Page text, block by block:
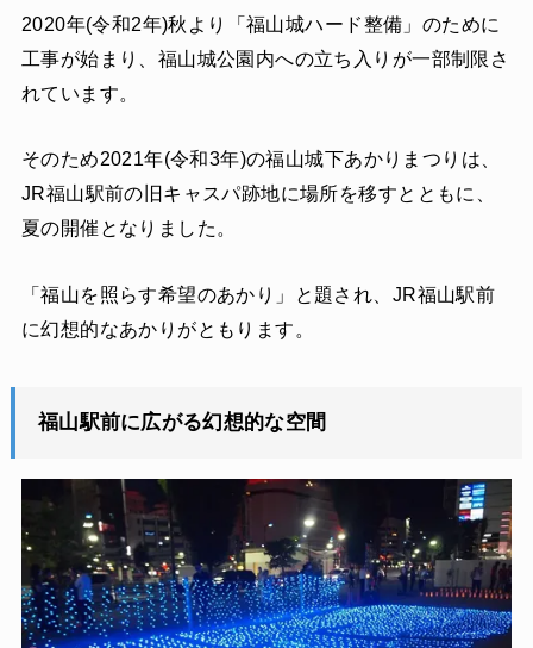
2020年(令和2年)秋より「福山城ハード整備」のために
工事が始まり、福山城公園内への立ち入りが一部制限さ
れています。
そのため2021年(令和3年)の福山城下あかりまつりは、
JR福山駅前の旧キャスパ跡地に場所を移すとともに、
夏の開催となりました。
「福山を照らす希望のあかり」と題され、JR福山駅前
に幻想的なあかりがともります。
福山駅前に広がる幻想的な空間